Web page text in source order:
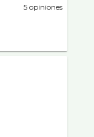
5 opiniones